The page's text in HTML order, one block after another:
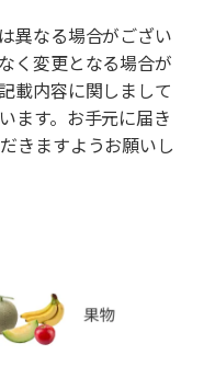
異なる場合がござい
く変更となる場合が
載内容に関しまして
ます。お手元に届き
きますようお願いし